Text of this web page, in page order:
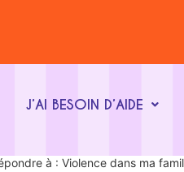
J’AI BESOIN D’AIDE
à : Violence dans ma